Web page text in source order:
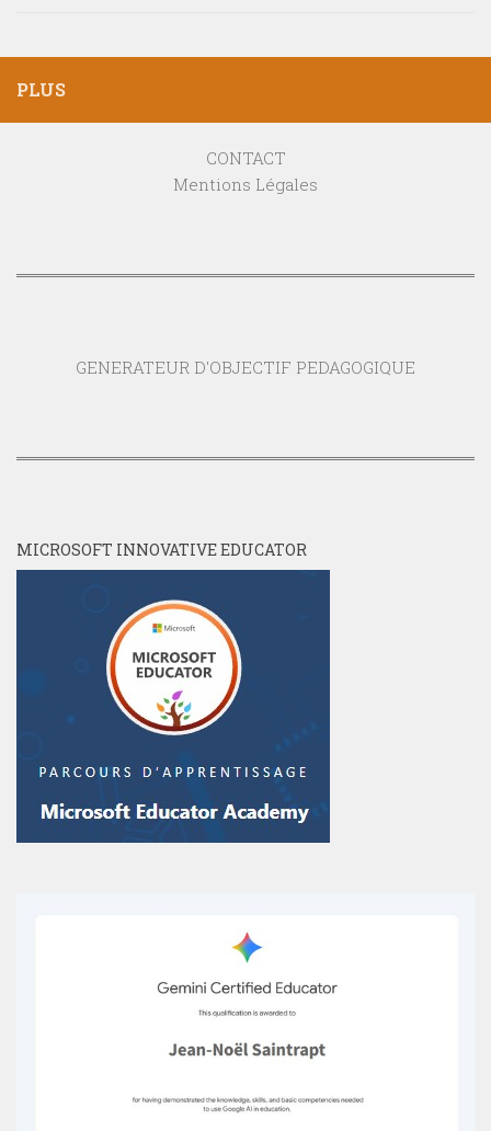
PLUS
CONTACT
Mentions Légales
GENERATEUR D'OBJECTIF PEDAGOGIQUE
MICROSOFT INNOVATIVE EDUCATOR